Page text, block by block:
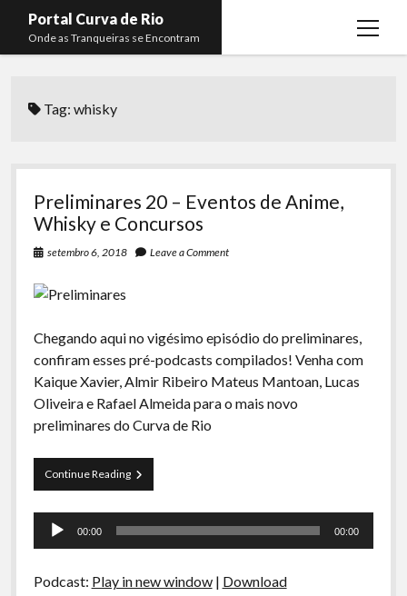
Portal Curva de Rio
Onde as Tranqueiras se Encontram
open
menu
Curva de Rio
Komos
La Siesta Podcast
Arquivo CDR
Papo Tranqueira
A Ripa É a Lei
Preliminares
Membros
open
Lucas Oliveira
Kaique Xavier
Tag:whisky
Preliminares 20 – Eventos de Anime,
Whisky e Concursos
setembro 6, 2018 Leave a Comment
Chegando aqui no vigésimo episódio do preliminares,
confiram esses pré-podcasts compilados! Venha com
Kaique Xavier, Almir Ribeiro Mateus Mantoan, Lucas
Oliveira e Rafael Almeida para o mais novo
preliminares do Curva de Rio
Continue ReadingPreliminares
20
de
e
Tocador
00:00 00:00
Podcast: Play in new window| Download